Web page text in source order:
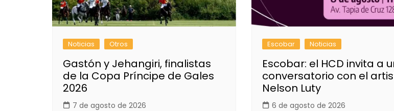
Noticias Otros
Gastón y Jehangiri, finalistas
de la Copa Príncipe de Gales
2026
7 de agosto de 2026
Escobar Noticias
Escobar: el HCD invita a
conversatorio con el
Nelson Luty
6 de agosto de 2026